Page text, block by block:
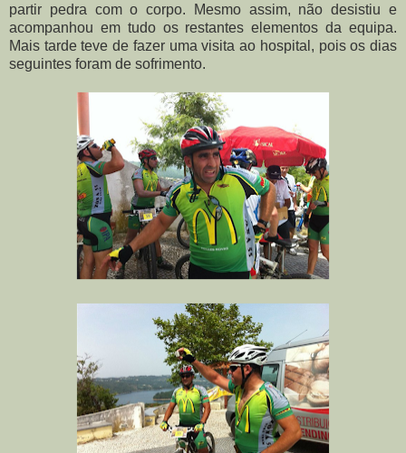
partir pedra com o corpo. Mesmo assim, não desistiu e
acompanhou em tudo os restantes elementos da equipa.
Mais tarde teve de fazer uma visita ao hospital, pois os dias
seguintes foram de sofrimento.